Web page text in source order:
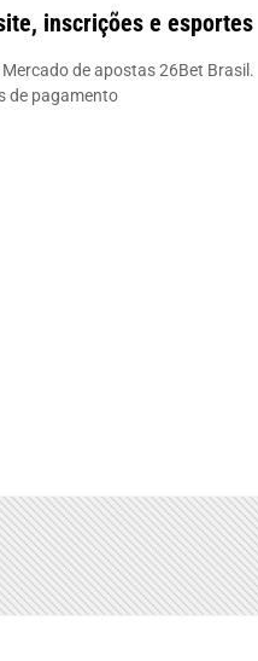
inscrições e esportes
de apostas 26Bet Brasil.
de pagamento